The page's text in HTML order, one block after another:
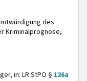
des
Kriminalprognose,
in: LR StPO § 126a